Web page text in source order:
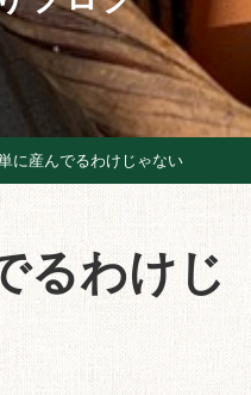
に産んでるわけじゃない
るわけじ